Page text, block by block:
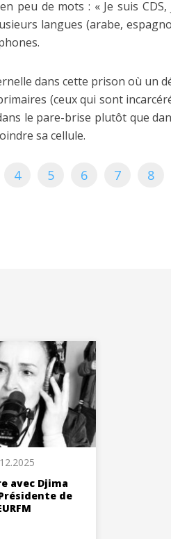
peu de mots : « Je suis
langues (arabe,
dans cette prison où un
(ceux qui sont
le pare-brise plutôt que
sa cellule.
4 5 6 7 8
avec Djima
de